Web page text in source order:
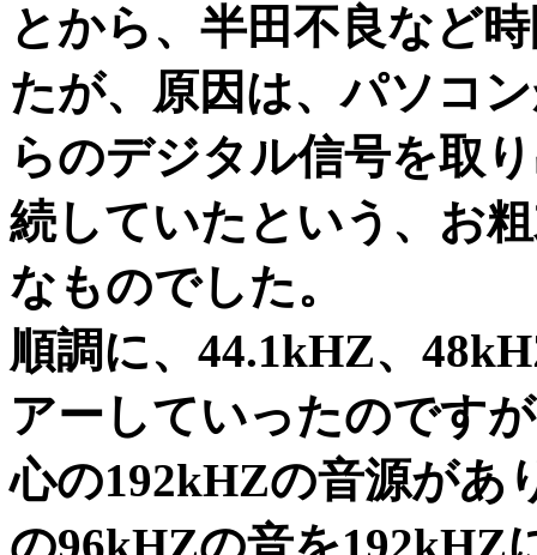
とから、半田不良など
たが、原因は、パソコ
らのデジタル信号を取
続していたという、お
なものでした。
順調に、44.1kHZ、
アーしていったのです
心の192kHZの音源があ